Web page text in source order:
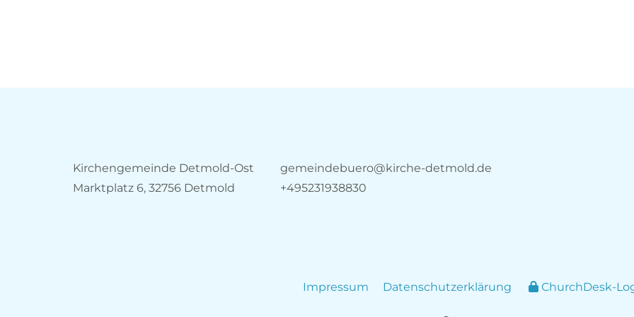
Kirchengemeinde Detmold-Ost
Marktplatz 6, 32756 Detmold
gemeindebuero@kirche-detmold.de
+495231938830
Impressum Datenschutzerklärung ChurchDesk-